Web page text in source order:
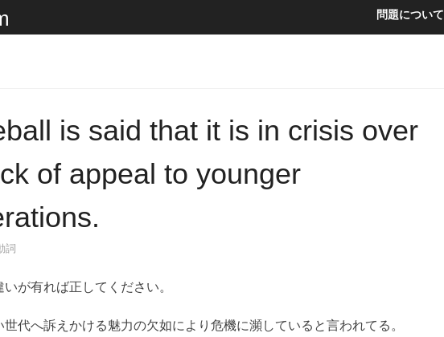
問題について
is said that it is in crisis over
of appeal to younger
詞
が有れば正してください。
世代へ訴えかける魅力の欠如により危機に瀕していると言われてる。